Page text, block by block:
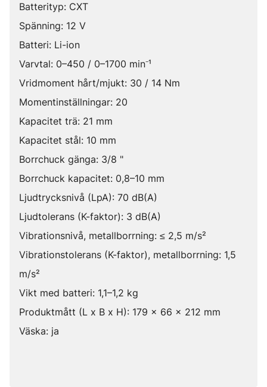
Batterityp: CXT
Spänning: 12 V
Batteri: Li-ion
Varvtal: 0–450 / 0–1700 min⁻¹
Vridmoment hårt/mjukt: 30 / 14 Nm
Momentinställningar: 20
Kapacitet trä: 21 mm
Kapacitet stål: 10 mm
Borrchuck gänga: 3/8 "
Borrchuck kapacitet: 0,8–10 mm
Ljudtrycksnivå (LpA): 70 dB(A)
Ljudtolerans (K-faktor): 3 dB(A)
Vibrationsnivå, metallborrning: ≤ 2,5 m/s²
Vibrationstolerans (K-faktor), metallborrning: 1,5
m/s²
Vikt med batteri: 1,1–1,2 kg
Produktmått (L x B x H): 179 x 66 x 212 mm
Väska: ja